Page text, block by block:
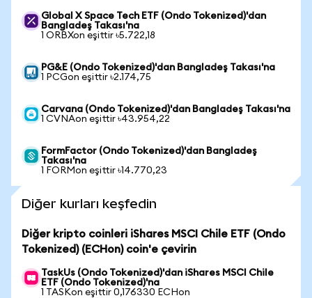
Global X Space Tech ETF (Ondo Tokenized)'dan
Bangladeş Takası'na
1 ORBXon eşittir ৳5.722,18
PG&E (Ondo Tokenized)'dan Bangladeş Takası'na
1 PCGon eşittir ৳2.174,75
Carvana (Ondo Tokenized)'dan Bangladeş Takası'na
1 CVNAon eşittir ৳43.954,22
FormFactor (Ondo Tokenized)'dan Bangladeş
Takası'na
1 FORMon eşittir ৳14.770,23
Diğer kurları keşfedin
Diğer kripto coinleri iShares MSCI Chile ETF (Ondo
Tokenized) (ECHon) coin'e çevirin
TaskUs (Ondo Tokenized)'dan iShares MSCI Chile
ETF (Ondo Tokenized)'na
1 TASKon eşittir 0,176330 ECHon